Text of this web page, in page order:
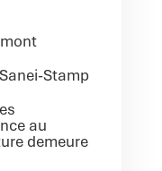
Stamp
au
demeure